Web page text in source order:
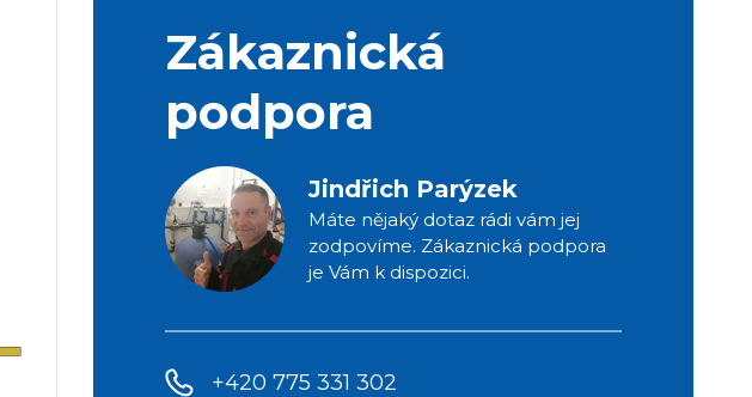
Zákaznická
podpora
Jindřich Parýzek
Máte nějaký dotaz rádi vám jej
zodpovíme. Zákaznická podpora
je Vám k dispozici.
+420 775 331 302